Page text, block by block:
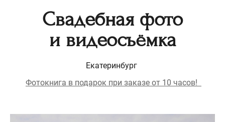
Свадебная фото
и видеосъёмка
Екатеринбург
Фотокнига в подарок при заказе от 10 часов!